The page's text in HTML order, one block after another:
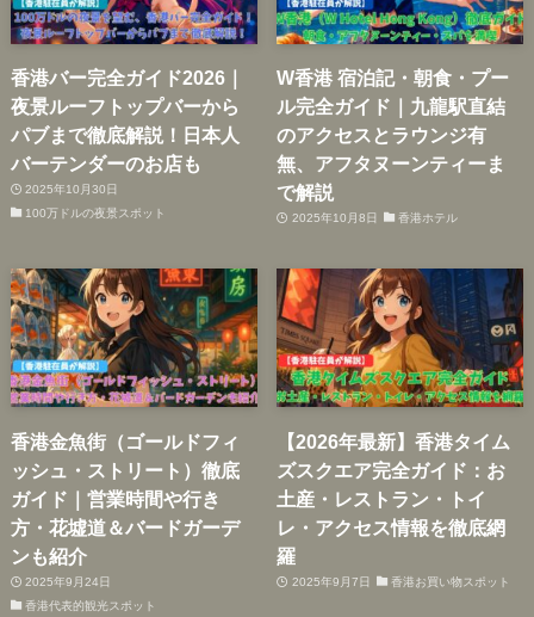
香港バー完全ガイド2026｜
夜景ルーフトップバーから
パブまで徹底解説！日本人
バーテンダーのお店も
2025年10月30日
100万ドルの夜景スポット
W香港 宿泊記・朝食・プー
ル完全ガイド｜九龍駅直結
のアクセスとラウンジ有
無、アフタヌーンティーま
で解説
2025年10月8日 香港ホテル
香港金魚街（ゴールドフィ
ッシュ・ストリート）徹底
ガイド｜営業時間や行き
方・花墟道＆バードガーデ
ンも紹介
2025年9月24日
香港代表的観光スポット
【2026年最新】香港タイム
ズスクエア完全ガイド：お
土産・レストラン・トイ
レ・アクセス情報を徹底網
羅
2025年9月7日 香港お買い物スポット